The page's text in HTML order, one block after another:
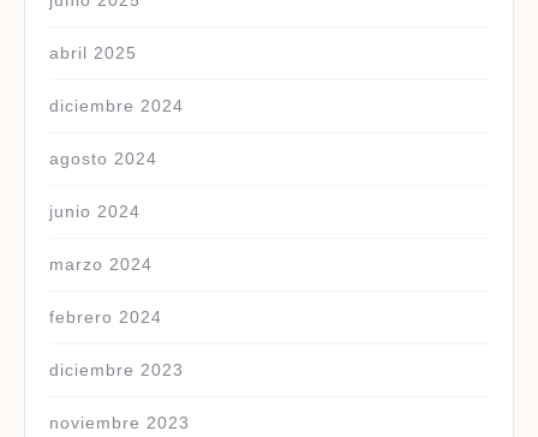
abril 2025
diciembre 2024
agosto 2024
junio 2024
marzo 2024
febrero 2024
diciembre 2023
noviembre 2023